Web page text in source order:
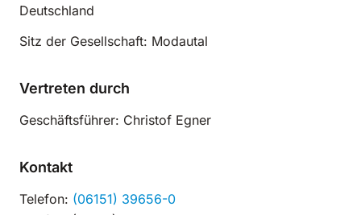
Deutschland
Sitz der Gesellschaft: Modautal
Vertreten durch
Geschäftsführer: Christof Egner
Kontakt
Telefon: (06151) 39656-0